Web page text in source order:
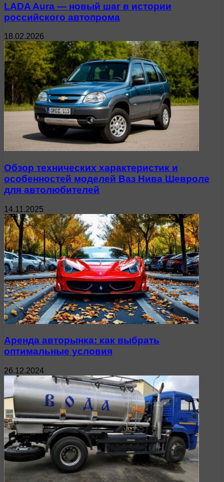
LADA Aura — новый шаг в истории
российского автопрома
18.02.2026
Обзор технических характеристик и
особенностей моделей Ваз Нива Шевроле
для автолюбителей
14.11.2025
Аренда авторынка: как выбрать
оптимальные условия
26.12.2024